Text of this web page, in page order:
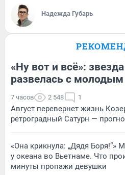
Надежда Губарь
«Ну вот и всё»:
развелась с
7 часов 2 548 1
Август перевернет жизнь
ретроградный Сатурн —
«Она крикнула: „Дядя Боря!“»
у океана во Вьетнаме. Что
минуты пропажи девушки